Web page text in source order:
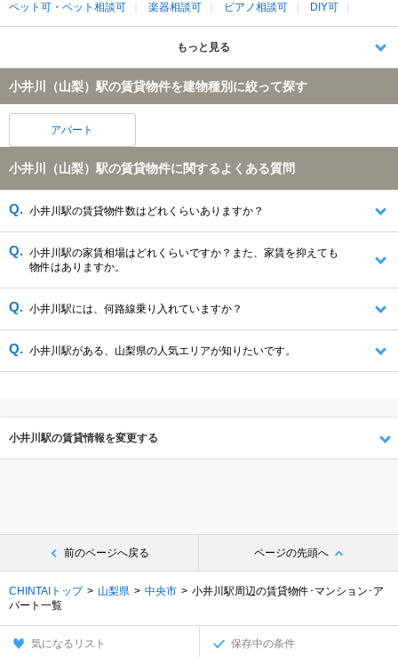
ペット可・ペット相談可
楽器相談可 ピアノ相談可 DIY可
もっと見る
小井川（山梨）駅の賃貸物件を建物種別に絞って探す
アパート
小井川（山梨）駅の賃貸物件に関するよくある質問
小井川駅の賃貸物件数はどれくらいありますか？
小井川駅の家賃相場はどれくらいですか？また、家賃を抑えても
物件はありますか。
小井川駅には、何路線乗り入れていますか？
小井川駅がある、山梨県の人気エリアが知りたいです。
小井川駅の賃貸情報を変更する
前のページへ戻る ページの先頭へ
CHINTAIトップ 山梨県 中央市
小井川駅周辺の賃貸物件･マンション･ア
パート一覧
気になるリスト 保存中の条件